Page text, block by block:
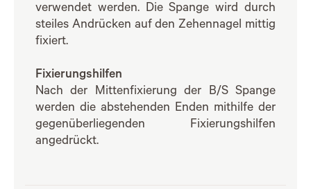
verwendet werden. Die Spange wird durch
steiles Andrücken auf den Zehennagel mittig
fixiert.
Fixierungshilfen
Nach der Mittenfixierung der B/S Spange
werden die abstehenden Enden mithilfe der
gegenüberliegenden Fixierungshilfen
angedrückt.